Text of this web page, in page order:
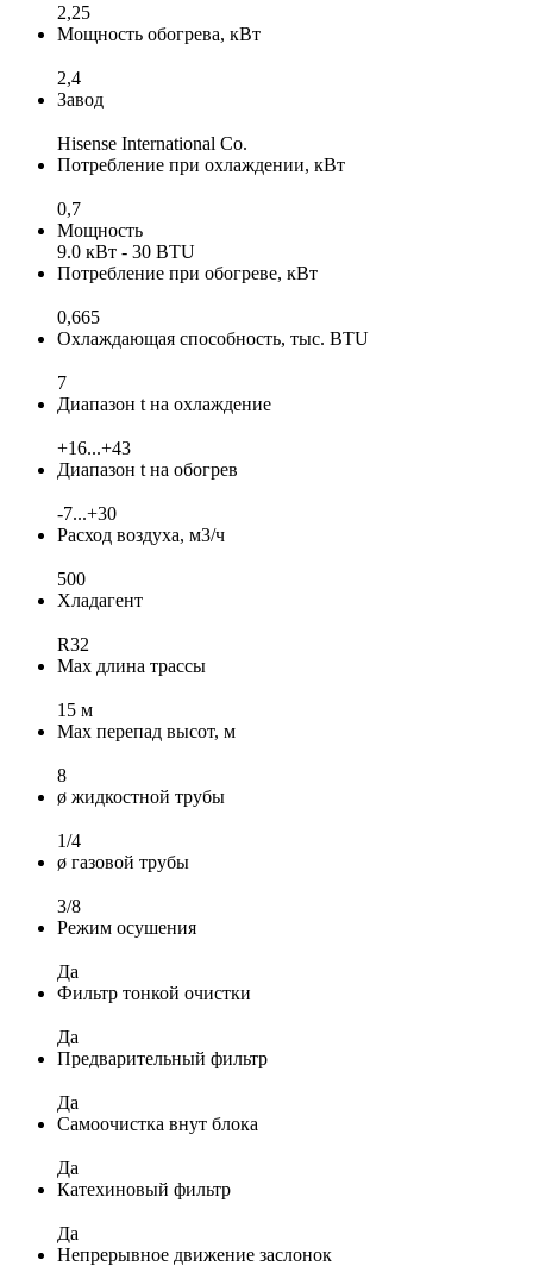
2,25
Мощность обогрева, кВт
2,4
Завод
Hisense International Co.
Потребление при охлаждении, кВт
0,7
Мощность
9.0 кВт - 30 BTU
Потребление при обогреве, кВт
0,665
Охлаждающая способность, тыс. BTU
7
Диапазон t на охлаждение
+16...+43
Диапазон t на обогрев
-7...+30
Расход воздуха, м3/ч
500
Хладагент
R32
Max длина трассы
15 м
Max перепад высот, м
8
ø жидкостной трубы
1/4
ø газовой трубы
3/8
Режим осушения
Да
Фильтр тонкой очистки
Да
Предварительный фильтр
Да
Самоочистка внут блока
Да
Катехиновый фильтр
Да
Непрерывное движение заслонок